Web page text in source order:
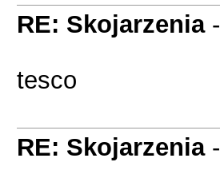
RE: Skojarzenia-
tesco
RE: Skojarzenia-